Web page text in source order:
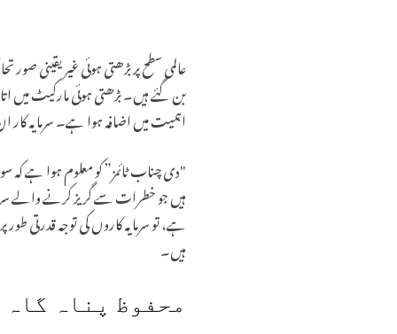
عالمی سطح پر بڑھتی ہوئی غیر یقینی
بن گئے ہیں۔ بڑھتی ہوئی مارکیٹ میں
اہمیت میں اضافہ ہوا ہے۔ سرمایہ کار
"دی چناب ٹائمز” کو معلوم ہوا ہے کہ
ہیں جو خطرات سے گریز کرنے والے
ہے، تو سرمایہ کاروں کی توجہ
ہیں۔
محفوظ پناہ